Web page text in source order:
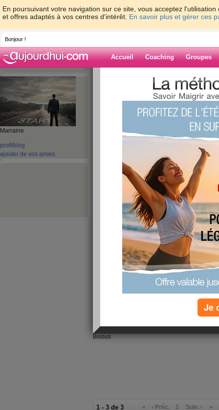
En poursuivant votre navigation sur ce site, vous acceptez
et offres adaptés à vos centres d'intérêt. En savoir plus et gérer ces
Bonjour !
Accueil Coaching Groupes
Marraine
profil blog
ajouter de vos amies
>
> j'ai
Blog de
j'ai effacé mon
quitter ce site!
publié le 22/10/2010 à 02:14
Bonjour à tous et à toutes ,
comme vous le savez nos données ne sont
supprimé tous les articles de mon blog (
mes photos.
Pour celles ou ceux qui ne le savent pas
articles sur facebook,twiter et autres.De plus
personne n'est pas amis avec vous.
ça craint n'est ce pas! il n'y a plus de
Je songe aussi à supprimer mon compte.
Je suis vraiment désolé les ami(e)s,j'ai passé
Bisous
1 - 3 de 3 « ‹ Préc. 1 Suiv. › »
Je